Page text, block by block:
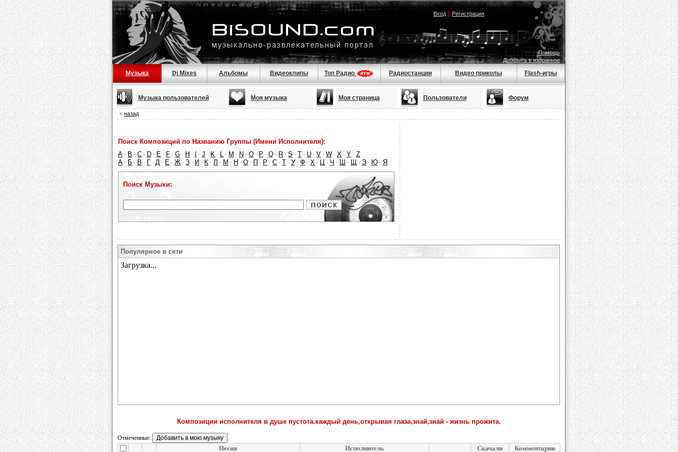
Вход| Регистрация
Помощь
Добавить в избранное
Музыка Dj Mixes Альбомы Видеоклипы Топ Радио Радиостанции Видео приколы Flash-игры
Музыка пользователей Моя музыка Моя страница Пользователи Форум
назад
Поиск Композиций по Названию Группы (Имени Исполнителя):
A · B · C · D · E · F · G · H · · J · K · L · M · N · O · P · Q · R · S · T · U · V · W · X · Y · Z
А · Б · В · Г · Д · Е · Ж · З · И · К · Л · М · Н · О · П · Р · С · Т · У · Ф · Х · Ц · Ч · Ш · Щ · Э · Ю · Я
Поиск Музыки:
Популярное в сети
Композиции исполнителя в душе пустота.каждый день,открывая глаза,знай,знай - жизнь прожита.
Отмеченные:
Песня Исполнитель Скачали Комментарии